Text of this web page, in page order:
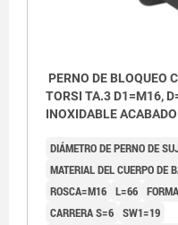
PERNO DE BLOQUEO
TORSI TA.3 D1=M16,
INOXIDABLE
DIÁMETRO DE PERNO DE
MATERIAL DEL CUERPO DE
ROSCA=M16 L=66
CARRERA S=6 SW1=19